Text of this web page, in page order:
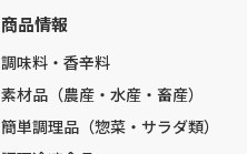
商品情報
調味料・香辛料
素材品（農産・水産・畜産）
簡単調理品（惣菜・サラダ類）